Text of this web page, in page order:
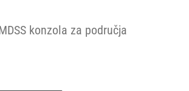
konzola za područja